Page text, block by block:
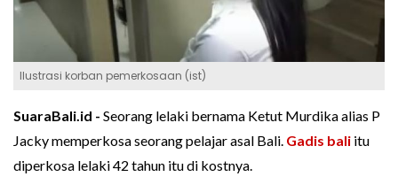
Ilustrasi korban pemerkosaan (ist)
SuaraBali.id - Seorang lelaki bernama Ketut Murdika alias P
Jacky memperkosa seorang pelajar asal Bali. Gadis bali itu
diperkosa lelaki 42 tahun itu di kostnya.